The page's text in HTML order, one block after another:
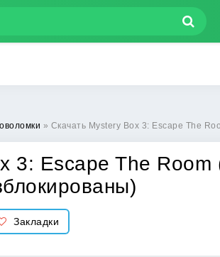
» Скачать Mystery Box 3: Escape The Room Взлом (Все
3: Escape The
Закладки